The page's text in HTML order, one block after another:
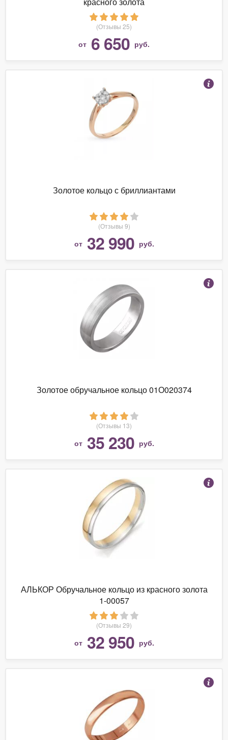
(Отзывы 25)
от 6 650 руб.
Золотое кольцо с бриллиантами
(Отзывы 9)
от 32 990 руб.
Золотое обручальное кольцо 01О020374
(Отзывы 13)
от 35 230 руб.
АЛЬКОР Обручальное кольцо из красного золота
1-00057
(Отзывы 29)
от 32 950 руб.